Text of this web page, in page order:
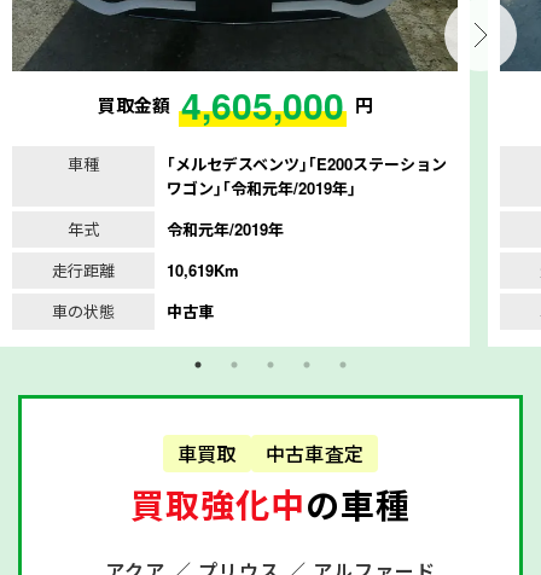
買取金額 4,605,000 円
車種
｢メルセデスベンツ｣｢E200ステーション
ワゴン｣｢令和元年/2019年｣
年式
令和元年/2019年
走行距離
10,619Km
車の状態
中古車
車買取 中古車査定
買取強化中の車種